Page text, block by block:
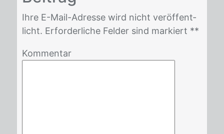
Ihre E-Mail-Adres­se wird nicht ver­öf­fent­
licht. Er­for­der­li­che Fel­der sind mar­kiert **
Kommentar